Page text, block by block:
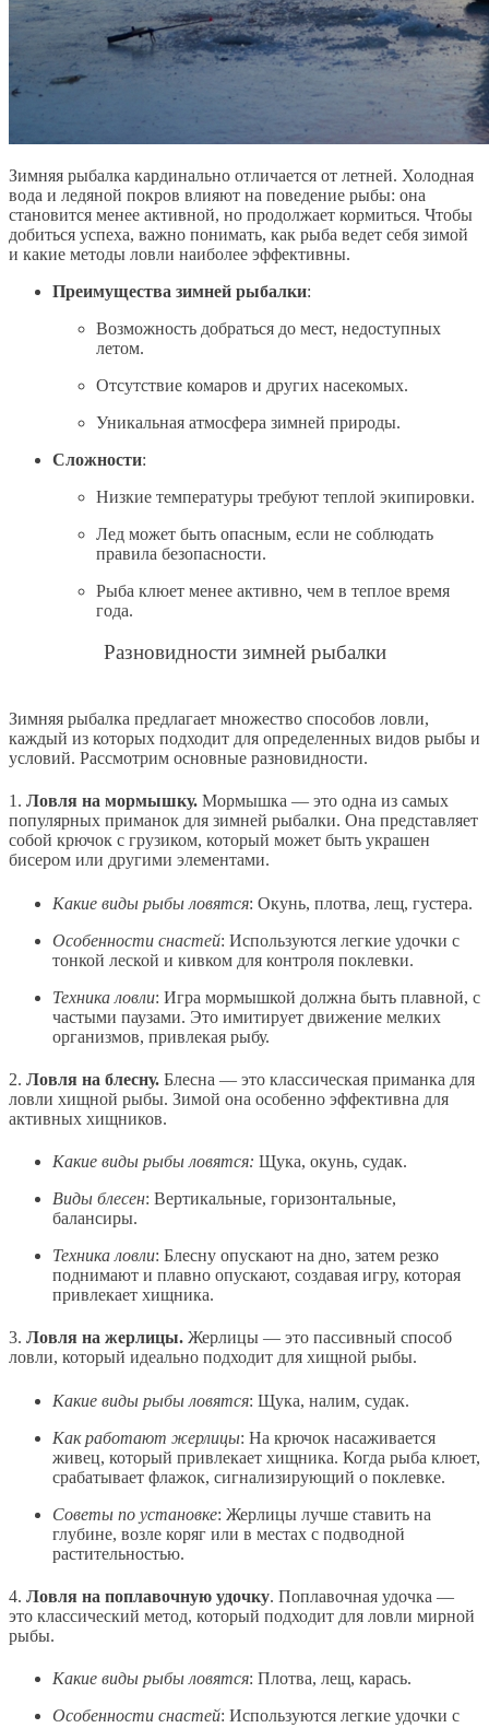
Зимняя рыбалка кардинально отличается от летней. Холодная
вода и ледяной покров влияют на поведение рыбы: она
становится менее активной, но продолжает кормиться. Чтобы
добиться успеха, важно понимать, как рыба ведет себя зимой
и какие методы ловли наиболее эффективны.
Преимущества зимней рыбалки:
Возможность добраться до мест, недоступных
летом.
Отсутствие комаров и других насекомых.
Уникальная атмосфера зимней природы.
Сложности:
Низкие температуры требуют теплой экипировки.
Лед может быть опасным, если не соблюдать
правила безопасности.
Рыба клюет менее активно, чем в теплое время
года.
Разновидности зимней рыбалки
Зимняя рыбалка предлагает множество способов ловли,
каждый из которых подходит для определенных видов рыбы и
условий. Рассмотрим основные разновидности.
1. Ловля на мормышку. Мормышка — это одна из самых
популярных приманок для зимней рыбалки. Она представляет
собой крючок с грузиком, который может быть украшен
бисером или другими элементами.
Какие виды рыбы ловятся: Окунь, плотва, лещ, густера.
Особенности снастей: Используются легкие удочки с
тонкой леской и кивком для контроля поклевки.
Техника ловли: Игра мормышкой должна быть плавной, с
частыми паузами. Это имитирует движение мелких
организмов, привлекая рыбу.
2. Ловля на блесну. Блесна — это классическая приманка для
ловли хищной рыбы. Зимой она особенно эффективна для
активных хищников.
Какие виды рыбы ловятся: Щука, окунь, судак.
Виды блесен: Вертикальные, горизонтальные,
балансиры.
Техника ловли: Блесну опускают на дно, затем резко
поднимают и плавно опускают, создавая игру, которая
привлекает хищника.
3. Ловля на жерлицы. Жерлицы — это пассивный способ
ловли, который идеально подходит для хищной рыбы.
Какие виды рыбы ловятся: Щука, налим, судак.
Как работают жерлицы: На крючок насаживается
живец, который привлекает хищника. Когда рыба клюет,
срабатывает флажок, сигнализирующий о поклевке.
Советы по установке: Жерлицы лучше ставить на
глубине, возле коряг или в местах с подводной
растительностью.
4. Ловля на поплавочную удочку. Поплавочная удочка —
это классический метод, который подходит для ловли мирной
рыбы.
Какие виды рыбы ловятся: Плотва, лещ, карась.
Особенности снастей: Используются легкие удочки с